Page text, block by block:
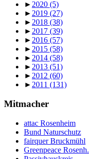
► 2020 (5)
► 2019 (27)
► 2018 (38)
► 2017 (39)
► 2016 (57)
► 2015 (58)
► 2014 (58)
► 2013 (51)
► 2012 (60)
► 2011 (131)
Mitmacher
attac Rosenheim
Bund Naturschutz
fairquer Bruckmühl
Greenpeace Rosenh.